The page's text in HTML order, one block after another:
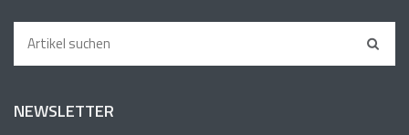
NEWSLETTER